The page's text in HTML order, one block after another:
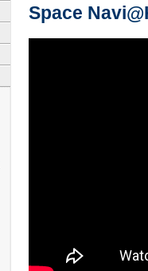
Space